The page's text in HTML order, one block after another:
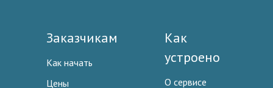
Заказчикам
Как начать
Цены
Как
устроено
О сервисе